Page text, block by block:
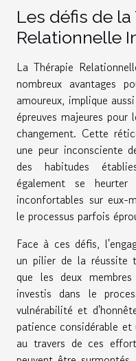
Les défis de
Relationnelle
La Thérapie
nombreux avantages
amoureux, implique
épreuves majeures
changement. Cette
une peur inconsciente
des habitudes
également se
inconfortables sur eux-
le processus parfois
Face à ces défis,
un pilier de la réussite
que les deux
investis dans le
vulnérabilité et
patience considérable
au travers de ces